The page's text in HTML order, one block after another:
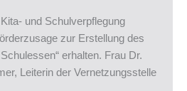
und Schulverpflegung
zur Erstellung des
erhalten. Frau Dr.
Leiterin der Vernetzungsstelle